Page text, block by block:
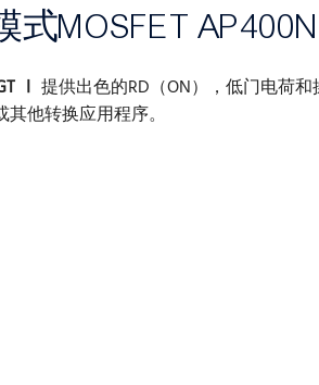
MOSFET
Ⅰ 提供出色的RD（ON），低门电荷
他转换应用程序。